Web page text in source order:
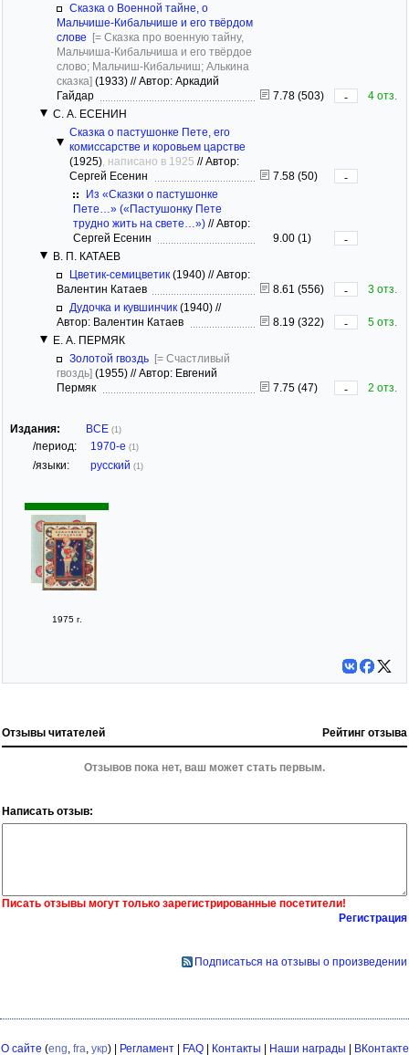
Сказка о Военной тайне, о
Мальчише-Кибальчише и его твёрдом
слове [= Сказка про военную тайну,
Мальчиша-Кибальчиша и его твёрдое
слово; Мальчиш-Кибальчиш; Алькина
сказка] (1933) //Автор: Аркадий
Гайдар
7.78 (503) -
4 отз.
С. А. ЕСЕНИН
Сказка о пастушонке Пете, его
комиссарстве и коровьем царстве
(1925) , написано в 1925 //Автор:
Сергей Есенин
7.58 (50)
-
Из «Сказки о пастушонке
Пете…» («Пастушонку Пете
трудно жить на свете…») //Автор:
Сергей Есенин
9.00 (1)
-
В. П. КАТАЕВ
Цветик-семицветик (1940) //Автор:
Валентин Катаев
8.61 (556) -
3 отз.
Дудочка и кувшинчик (1940) //
Автор: Валентин Катаев
8.19 (322) -
5 отз.
Е. А. ПЕРМЯК
Золотой гвоздь [= Счастливый
гвоздь] (1955) //Автор: Евгений
Пермяк
7.75 (47) - 2 отз.
Издания: ВСЕ (1)
/период: 1970-е (1)
/языки: русский (1)
1975 г.
Отзывы читателей Рейтинг отзыва
Отзывов пока нет, ваш может стать первым.
Написать отзыв:
Писать отзывы могут только зарегистрированные посетители!
Регистрация
Подписаться на отзывы о произведении
О сайте (eng fra укр) | Регламент| FAQ| Контакты | Наши награды | ВКонтакте